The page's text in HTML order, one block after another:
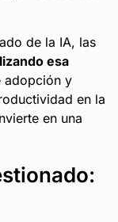
de la IA, las
esa
adopción y
en la
en una